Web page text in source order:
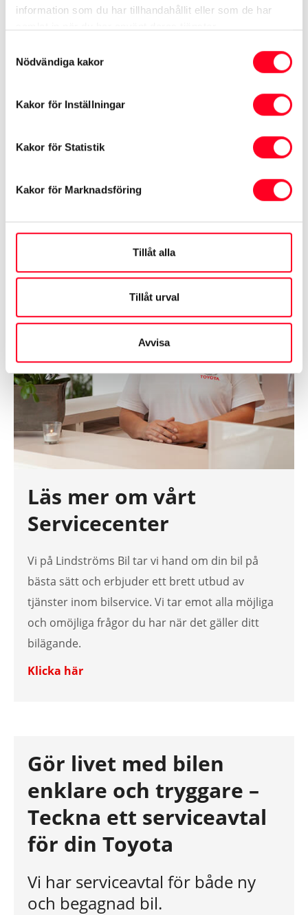
information som du har tillhandahållit eller som de har
Nödvändiga kakor
Kakor för Inställningar
Kakor för Statistik
Kakor för Marknadsföring
Tillåt alla
Tillåt urval
Avvisa
Läs mer om vårt
Servicecenter
Vi på Lindströms Bil tar vi hand om din bil på
bästa sätt och erbjuder ett brett utbud av
tjänster inom bilservice. Vi tar emot alla möjliga
och omöjliga frågor du har när det gäller ditt
bilägande.
Klicka här
Gör livet med bilen
enklare och tryggare –
Teckna ett serviceavtal
för din Toyota
Vi har serviceavtal för både ny
och begagnad bil.